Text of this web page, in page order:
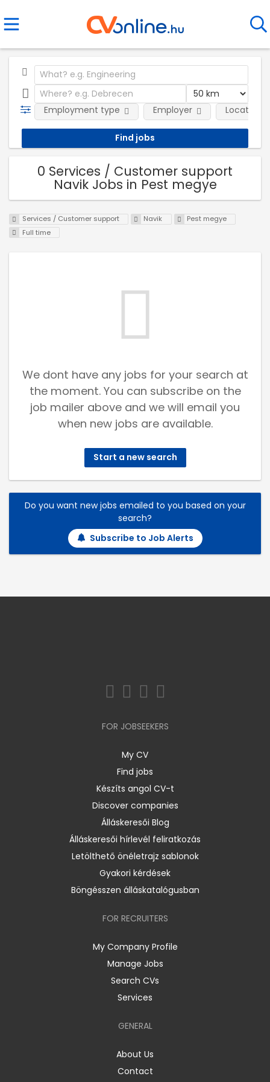
Employment type Employer Location
0 Services / Customer support
Navik Jobs in Pest megye
Services / Customer support Navik
Pest megye
Full time
We dont have any jobs for your search at
the moment. You can subscribe on the
job mailer above and we will email you
when new jobs are available.
Start a new search
Do you want new jobs emailed to you based on your
search?
Subscribe to Job Alerts
FOR JOBSEEKERS
My CV
Find jobs
Készíts angol CV-t
Discover companies
Álláskeresői Blog
Álláskeresői hírlevél feliratkozás
Letölthető önéletrajz sablonok
Gyakori kérdések
Böngésszen álláskatalógusban
FOR RECRUITERS
My Company Profile
Manage Jobs
Search CVs
Services
GENERAL
About Us
Contact